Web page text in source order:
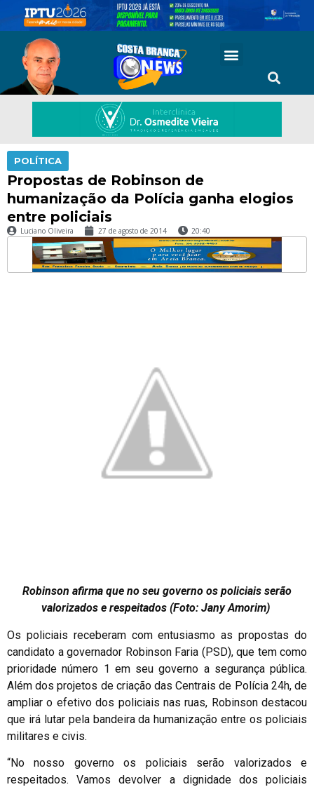
POLÍTICA
Propostas de Robinson de
humanização da Polícia ganha elogios
entre policiais
Luciano Oliveira 27 de agosto de 2014 20:40
Robinson afirma que no seu governo os policiais serão
valorizados e respeitados (Foto: Jany Amorim)
Os policiais receberam com entusiasmo as propostas do
candidato a governador Robinson Faria (PSD), que tem como
prioridade número 1 em seu governo a segurança pública.
Além dos projetos de criação das Centrais de Polícia 24h, de
ampliar o efetivo dos policiais nas ruas, Robinson destacou
que irá lutar pela bandeira da humanização entre os policiais
militares e civis.
“No nosso governo os policiais serão valorizados e
respeitados. Vamos devolver a dignidade dos policiais